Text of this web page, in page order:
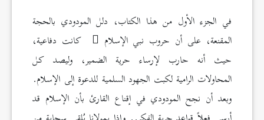
في الجزء الأول من هذا الكتاب، دلل المودودي بالحجة
المقنعة، على أن حروب نبي الإسلام
كانت دفاعية،
حيث أنه حارب لإرساء حرية الضمير، وليصد كل
المحاولات الرامية لكبت الجهود السلمية للدعوة إلى الإسلام.
وبعد أن نجح المودودي في إقناع القارئ بأن الإسلام قد